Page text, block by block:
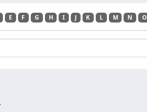
E F G H I J K L M N O